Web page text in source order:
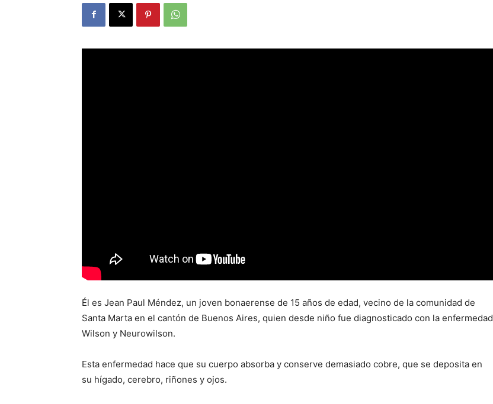
Él es Jean Paul Méndez, un joven bonaerense de 15 años de edad, vecino de la comunidad de
Santa Marta en el cantón de Buenos Aires, quien desde niño fue diagnosticado con la enfermedad
Wilson y Neurowilson.
Esta enfermedad hace que su cuerpo absorba y conserve demasiado cobre, que se deposita en
su hígado, cerebro, riñones y ojos.